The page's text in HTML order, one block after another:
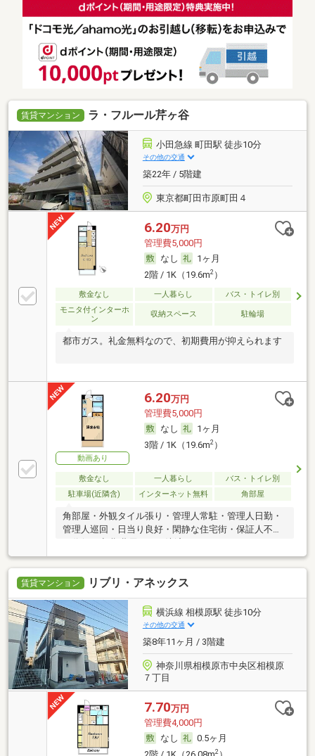
賃貸マンション ラ・フルール芹ヶ谷
小田急線 町田駅 徒歩10分
その他の交通
築22年 / 5階建
東京都町田市原町田４
6.20万円
管理費5,000円
なし
1ヶ月
2階 / 1K（19.6m2）
敷金なし 一人暮らし
バス・トイレ別
モニタ付インターホ
ン
収納スペース 駐輪場
都市ガス。礼金無料なので、初期費用が抑えられます
動画あり
6.20万円
管理費5,000円
なし
1ヶ月
3階 / 1K（19.6m2）
敷金なし 一人暮らし
バス・トイレ別
駐車場(近隣含)
インターネット無料 角部屋
角部屋・外観タイル張り・管理人常駐・管理人日勤・
管理人巡回・日当り良好・閑静な住宅街・保証人不要
賃貸マンション リブリ・アネックス
横浜線 相模原駅 徒歩10分
その他の交通
築8年11ヶ月 / 3階建
神奈川県相模原市中央区相模原
７丁目
7.70万円
管理費4,000円
なし
0.5ヶ月
2